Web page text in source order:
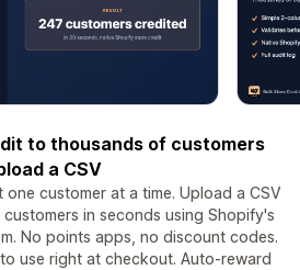
to thousands of customers
a CSV
customer at a time. Upload a CSV
in seconds using Shopify's
No points apps, no discount codes.
use right at checkout. Auto-reward